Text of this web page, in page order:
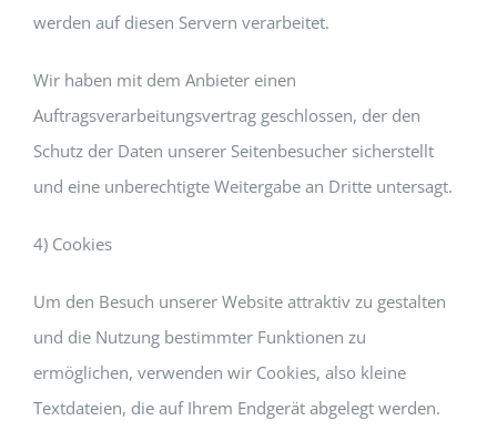
werden auf diesen Servern verarbeitet.
Wir haben mit dem Anbieter einen
Auftragsverarbeitungsvertrag geschlossen, der den
Schutz der Daten unserer Seitenbesucher sicherstellt
und eine unberechtigte Weitergabe an Dritte untersagt.
4) Cookies
Um den Besuch unserer Website attraktiv zu gestalten
und die Nutzung bestimmter Funktionen zu
ermöglichen, verwenden wir Cookies, also kleine
Textdateien, die auf Ihrem Endgerät abgelegt werden.